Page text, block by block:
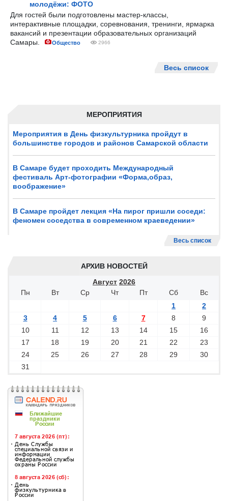
МЕРОПРИЯТИЯ
Мероприятия в День физкультурника пройдут в
большинстве городов и районов Самарской области
В Самаре будет проходить Международный
фестиваль Арт-фотографии «Форма,образ,
воображение»
В Самаре пройдет лекция «На пирог пришли соседи:
феномен соседства в современном краеведении»
Весь список
АРХИВ НОВОСТЕЙ
Август 2026
Пн
Вт Ср Чт Пт Сб
Вс
1
2
3
4 5 6 7 8
9
10
11 12 13 14 15
16
17
18 19 20 21 22
23
24
25 26 27 28 29
30
31
молодёжи: ФОТО
Для гостей были подготовлены мастер-классы,
интерактивные площадки, соревнования, тренинги, ярмарка
вакансий и презентации образовательных организаций
Самары.
Общество 2966
Весь список